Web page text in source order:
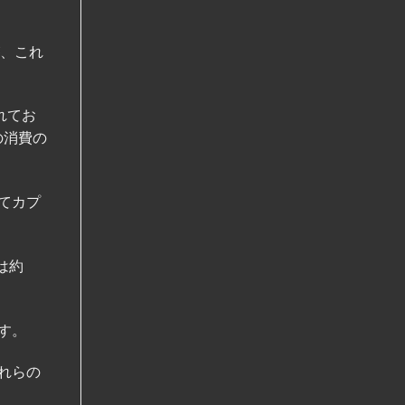
これ
てお
消費の
カプ
約
。
らの